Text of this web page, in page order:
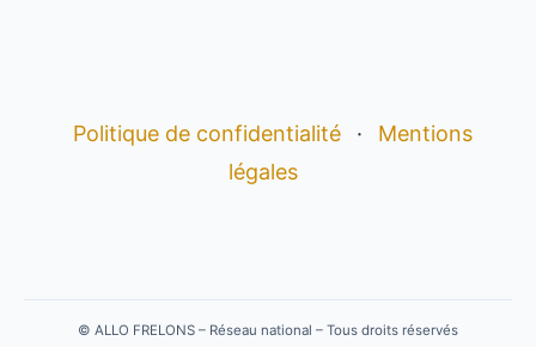
Politique de confidentialité ·
Mentions
légales
© ALLO FRELONS – Réseau national – Tous droits réservés